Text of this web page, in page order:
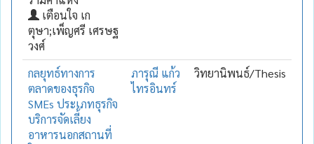
เตือนใจ เก
ตุษา;เพ็ญศรี เศรษฐ
วงศ์
กลยุทธ์ทางการ
ตลาดของธุรกิจ
SMEs ประเภทธุรกิจ
บริการจัดเลี้ยง
อาหารนอกสถานที่
ภารุณี แก้ว
ไทรอินทร์
วิทยานิพนธ์/Thesis